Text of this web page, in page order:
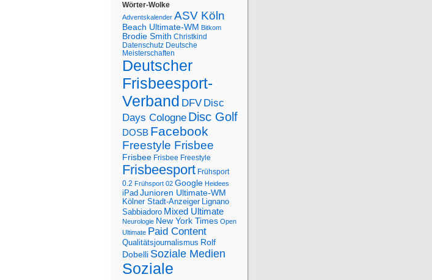
Wörter-Wolke
Adventskalender ASV Köln
Beach Ultimate-WM Bitkom
Brodie Smith Christkind
Datenschutz Deutsche
Meisterschaften
Deutscher
Frisbeesport-
Verband DFV Disc
Days Cologne Disc Golf
DOSB Facebook
Freestyle Frisbee
Frisbee Frisbee Freestyle
Frisbeesport Frühsport
0.2 Frühsport 02 Google Heidees
iPad Junioren Ultimate-WM
Kölner Stadt-Anzeiger Lignano
Sabbiadoro Mixed Ultimate
Neurologie New York Times Open
Ultimate Paid Content
Qualitätsjournalismus Rolf
Dobelli Soziale Medien
Soziale